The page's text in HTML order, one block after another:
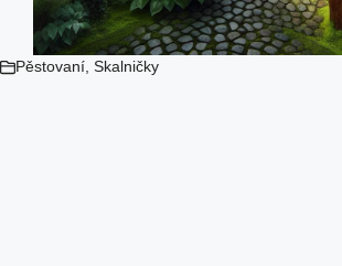
Pěstovaní Skalničky